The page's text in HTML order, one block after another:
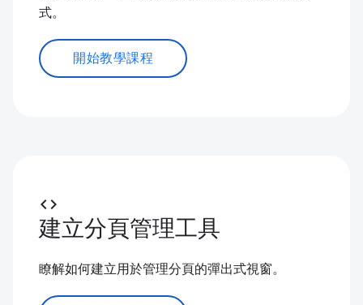
式。
開始教學課程
code
建立分頁管理工具
瞭解如何建立用於管理分頁的彈出式視窗。